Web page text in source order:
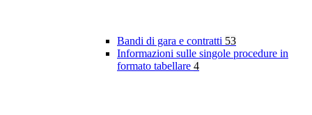
Bandi di gara e contratti 53
Informazioni sulle singole procedure in
formato tabellare 4